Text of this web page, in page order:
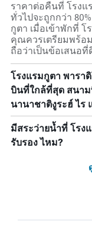
ราคาต่อคืนที่ โรงแ
ทั่วไปจะถูกกว่า
กูตา เมื่อเข้าพักที่ โ
คุณควรเตรียมพร้อ
ถือว่าเป็นข้อเสนอที่
โรงแรมกูตา พารา
บินที่ใกล้ที่สุด สนาม
นานาชาติงูระฮ์ ไร
มีสระว่ายน้ำที่ โรง
รับรอง ไหม?